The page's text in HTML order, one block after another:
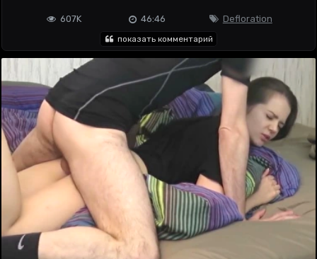
Defloration
46:46
607K
показать комментарий